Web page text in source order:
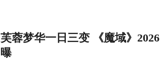
芙蓉梦华一日三变 《魔域》
曝